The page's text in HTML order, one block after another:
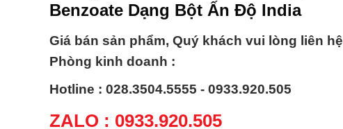
Benzoate Dạng Bột Ấn Độ India
Giá bán sản phẩm, Quý khách vui lòng liên hệ
Phòng kinh doanh :
Hotline : 028.3504.5555 - 0933.920.505
ZALO : 0933.920.505